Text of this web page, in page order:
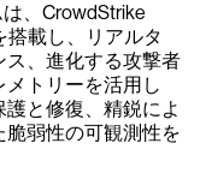
、CrowdStrike
搭載し、リアルタ
、進化する攻撃者
トリーを活用し
と修復、精鋭によ
弱性の可観測性を